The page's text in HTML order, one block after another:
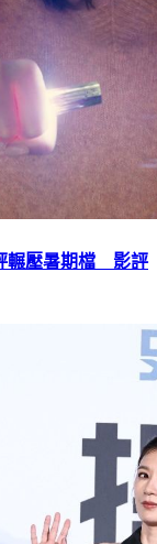
輾壓暑期檔 影評